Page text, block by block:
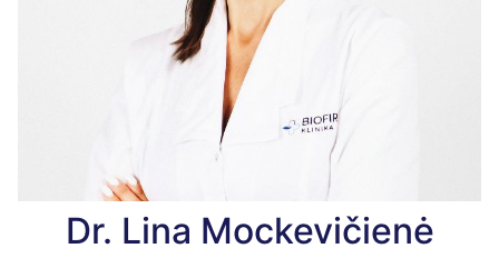
Dr. Lina Mockevičienė